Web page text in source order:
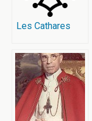
Les Cathares